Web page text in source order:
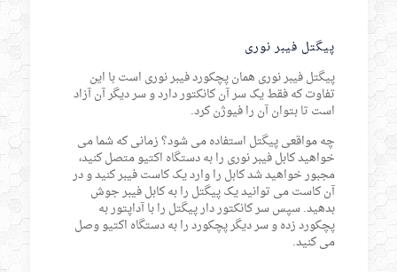
پیگتل فیبر نوری
پیگتل فیبر نوری همان پچکورد فیبر نوری است با این
تفاوت که فقط یک سر آن کانکتور دارد و سر دیگر آن آزاد
است تا بتوان آن را فیوژن کرد.
چه مواقعی پیگتل استفاده می شود؟ زمانی که شما می
خواهید کابل فیبر نوری را به دستگاه اکتیو متصل کنید،
مجبور خواهید شد کابل را وارد یک کاست فیبر کنید و در
آن کاست می توانید یک پیگتل را به کابل فیبر جوش
بدهید. سپس سر کانکتور دار پیگتل را با آداپتور به
پچکورد زده و سر دیگر پچکورد را به دستگاه اکتیو وصل
می کنید.